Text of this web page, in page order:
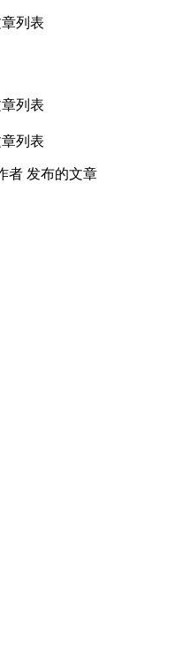
列表
列表
列表
者 发布的文章